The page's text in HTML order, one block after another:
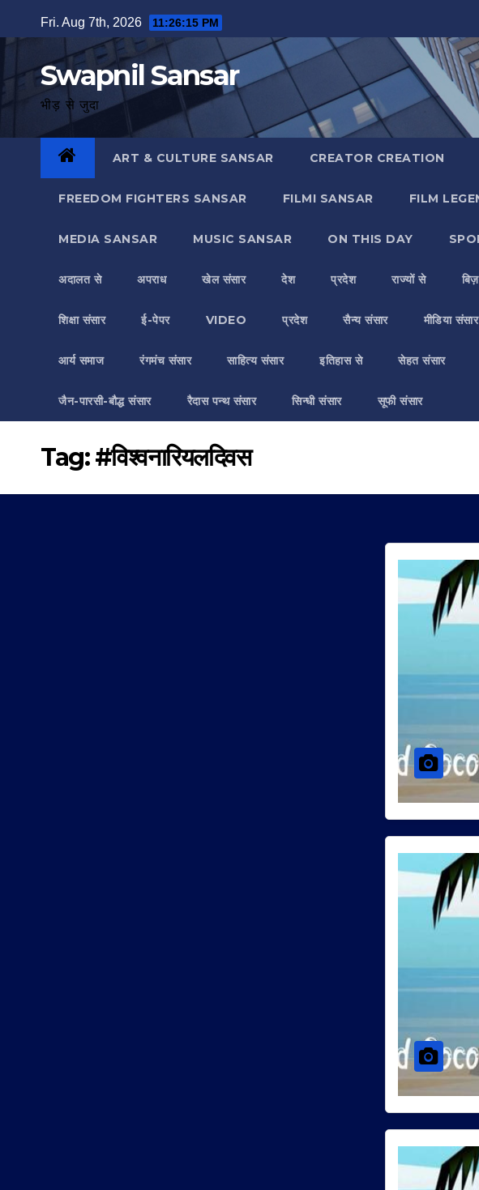
to
Fri. Aug 7th, 2026 11:26:16 PM
Swapnil Sansar
भीड़ से जुदा
ART & CULTURE SANSAR CREATOR CREATION
FREEDOM FIGHTERS SANSAR FILMI SANSAR FILM
MEDIA SANSAR MUSIC SANSAR ON THIS DAY
अदालत से अपराध खेल संसार देश प्रदेश राज्यों से
शिक्षा संसार ई-पेपर VIDEO प्रदेश सैन्य संसार मीडिया संसार
आर्य समाज रंगमंच संसार साहित्य संसार इतिहास से सेहत संसार
जैन-पारसी-बौद्ध संसार रैदास पन्थ संसार सिन्धी संसार सूफी संसार
Tag:#विश्वनारियलदिवस